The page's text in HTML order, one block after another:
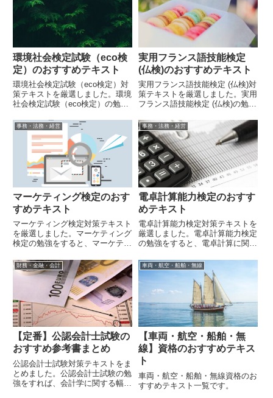
環境社会検定試験（eco検
定）のおすすめテキスト
環境社会検定試験（eco検定）対
策テキストを厳選しました。環境
社会検定試験（eco検定）の勉強
識が身に着きます。
実用フランス語技能検定
(仏検)のおすすめテキスト
実用フランス語技能検定 (仏検)対
策テキストを厳選しました。実用
フランス語技能検定 (仏検)の勉強
広い知識が身に着きます。
事務・法務・経営
マーケティング検定のおす
すめテキスト
マーケティング検定対策テキスト
を厳選しました。マーケティング
検定の勉強をすると、マーケティ
きます。
事務・法務・経営
電卓計算能力検定のおすす
めテキスト
電卓計算能力検定対策テキストを
厳選しました。電卓計算能力検定
の勉強をすると、電卓計算に関す
財務・金融・会計
【定番】公認会計士試験の
おすすめ参考書まとめ
公認会計士試験対策テキストをま
とめました。公認会計士試験の勉
強をすれば、会計学に関する幅広
車両・航空・船舶・無線
【車両・航空・船舶・無
線】資格のおすすめテキス
ト
車両・航空・船舶・無線資格のお
すすめテキスト一覧です。